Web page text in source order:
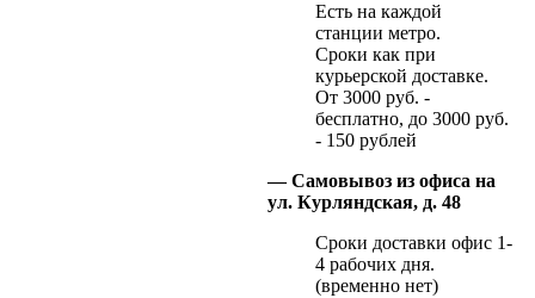
Есть на каждой
станции метро.
Сроки как при
курьерской доставке.
От 3000 руб. -
бесплатно, до 3000 руб.
- 150 рублей
— Самовывоз из офиса на
ул. Курляндская, д. 48
Сроки доставки офис 1-
4 рабочих дня.
(временно нет)